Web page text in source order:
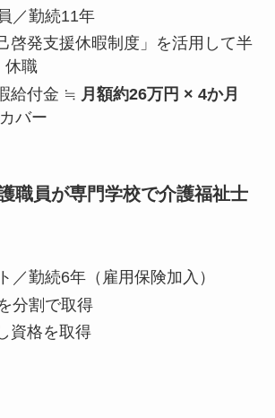
／勤続11年
啓発支援休暇制度」を活用して半
休職
給付金 ≒ 月額約26万円 × 4か月
バー
職員が専門学校で介護福祉士
／勤続6年（雇用保険加入）
分割で取得
資格を取得